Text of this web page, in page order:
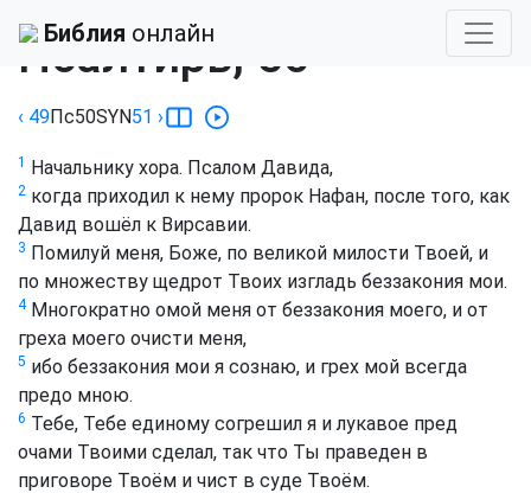
Библия онлайн
Псалтирь, 50
‹ 49Пс50SYN51 ›
1 Начальнику хора. Псалом Давида,
2 когда приходил к нему пророк Нафан, после того, как
Давид вошёл к Вирсавии.
3 Помилуй меня, Боже, по великой милости Твоей, и
по множеству щедрот Твоих изгладь беззакония мои.
4Многократно омой меня от беззакония моего, и от
греха моего очисти меня,
5 ибо беззакония мои я сознаю, и грех мой всегда
предо мною.
6 Тебе, Тебе единому согрешил я и лукавое пред
очами Твоими сделал, так что Ты праведен в
приговоре Твоём и чист в суде Твоём.